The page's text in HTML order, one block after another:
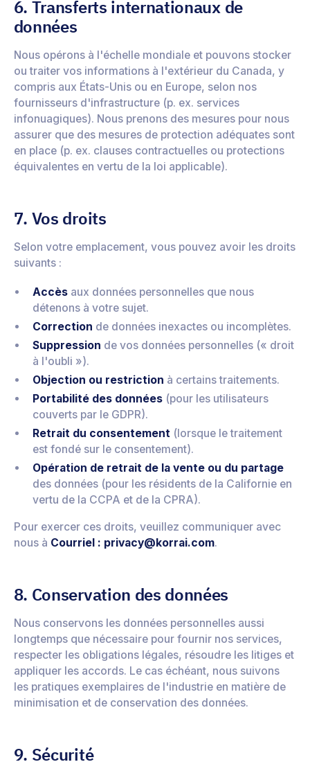
6. Transferts internationaux de
données
Nous opérons à l'échelle mondiale et pouvons stocker
ou traiter vos informations à l'extérieur du Canada, y
compris aux États-Unis ou en Europe, selon nos
fournisseurs d'infrastructure (p. ex. services
infonuagiques). Nous prenons des mesures pour nous
assurer que des mesures de protection adéquates sont
en place (p. ex. clauses contractuelles ou protections
équivalentes en vertu de la loi applicable).
7. Vos droits
Selon votre emplacement, vous pouvez avoir les droits
suivants :
Accès aux données personnelles que nous
détenons à votre sujet.
Correction de données inexactes ou incomplètes.
Suppression de vos données personnelles (« droit
à l'oubli »).
Objection ou restriction à certains traitements.
Portabilité des données (pour les utilisateurs
couverts par le GDPR).
Retrait du consentement (lorsque le traitement
est fondé sur le consentement).
Opération de retrait de la vente ou du partage
des données (pour les résidents de la Californie en
vertu de la CCPA et de la CPRA).
Pour exercer ces droits, veuillez communiquer avec
nous à Courriel : privacy@korrai.com.
8. Conservation des données
Nous conservons les données personnelles aussi
longtemps que nécessaire pour fournir nos services,
respecter les obligations légales, résoudre les litiges et
appliquer les accords. Le cas échéant, nous suivons
les pratiques exemplaires de l'industrie en matière de
minimisation et de conservation des données.
9. Sécurité